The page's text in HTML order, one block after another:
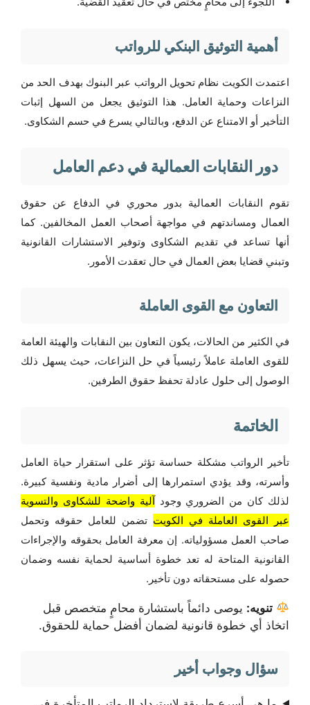
أهمية التوثيق البنكي للرواتب
اعتمدت الكويت نظام تحويل الرواتب عبر البنوك بهدف الحد من
النزاعات وحماية العامل. هذا التوثيق يجعل من السهل إثبات
التأخير أو الامتناع عن الدفع، وبالتالي يسرع في حسم الشكاوى.
دور النقابات العمالية في دعم العامل
تقوم النقابات العمالية بدور محوري في الدفاع عن حقوق
العمال ومساندتهم في مواجهة أصحاب العمل المخالفين. كما
أنها تساعد في تقديم الشكاوى وتوفير الاستشارات القانونية
وتبني قضايا بعض العمال في حال تعقدت الأمور.
التعاون مع القوى العاملة
في الكثير من الحالات، يكون التعاون بين النقابات والهيئة العامة
للقوى العاملة عاملاً رئيسياً في حل النزاعات، حيث يسهل ذلك
الوصول إلى حلول عادلة تحفظ حقوق الطرفين.
الخاتمة
تأخير الرواتب مشكلة حساسة تؤثر على استقرار حياة العامل
وأسرته، وقد يؤدي استمرارها إلى أضرار مادية ونفسية كبيرة.
لذلك كان من الضروري وجودآلية واضحة للشكاوى والتسوية
عبر القوى العاملة في الكويت تضمن للعامل حقوقه وتحمل
صاحب العمل مسؤولياته. إن معرفة العامل بحقوقه والإجراءات
القانونية المتاحة له تعد خطوة أساسية لحماية نفسه وضمان
حصوله على مستحقاته دون تأخير.
تنويه: يوصى دائماً باستشارة محامٍ متخصص قبل
اتخاذ أي خطوة قانونية لضمان أفضل حماية للحقوق.
سؤال وجواب أخير